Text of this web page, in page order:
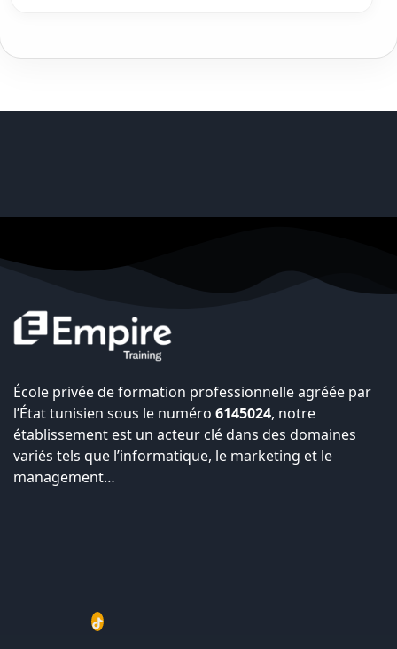
École privée de formation professionnelle agréée par
l’État tunisien sous le numéro 6145024, notre
établissement est un acteur clé dans des domaines
variés tels que l’informatique, le marketing et le
management…